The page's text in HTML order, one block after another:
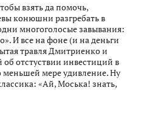
взять да помочь,
конюшни разгребать в
многоголосые завывания:
И все на фоне (и на деньги
травля Дмитриенко и
отстуствии инвестиций в
меньшей мере удивление. Ну
«Ай, Моська! знать,